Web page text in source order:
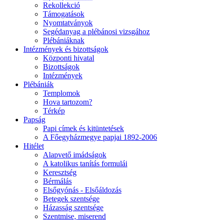
Rekollekció
Támogatások
Nyomtatványok
Segédanyag a plébánosi vizsgához
Plébániáknak
Intézmények és bizottságok
Központi hivatal
Bizottságok
Intézmények
Plébániák
Templomok
Hova tartozom?
Térkép
Papság
Papi címek és kitüntetések
A Főegyházmegye papjai 1892-2006
Hitélet
Alapvető imádságok
A katolikus tanítás formulái
Keresztség
Bérmálás
Elsőgyónás - Elsőáldozás
Betegek szentsége
Házasság szentsége
Szentmise, miserend